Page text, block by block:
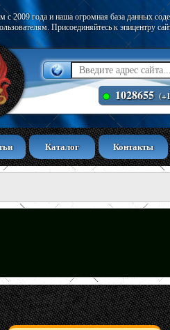
2009 года и наша огромная база данных
Присоединяйтесь к эпицентру
1028655
Каталог Контакты